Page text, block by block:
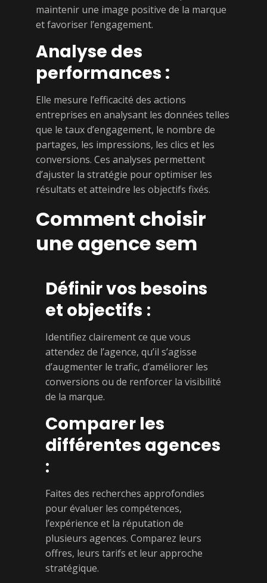
maintenir une image positive de la marque
et favoriser l’engagement.
Analyse des
performances :
Elle mesure l’efficacité des actions
entreprises en analysant les données telles
que le taux d’engagement, le nombre de
partages, les impressions, les clics et les
conversions. Ces analyses permettent
d’ajuster la stratégie pour optimiser les
résultats et atteindre les objectifs fixés.
Comment choisir
une agence sem
Définir vos besoins
et objectifs :
Identifiez clairement ce que vous
attendez de l’agence, qu’il s’agisse
d’augmenter le trafic, d’améliorer les
conversions ou de renforcer la visibilité
de la marque.
Comparer les
différentes agences
:
Faites des recherches approfondies
pour évaluer les compétences,
l’expérience et la réputation de
plusieurs agences. Comparez leurs
offres, leurs tarifs et leur approche
stratégique.